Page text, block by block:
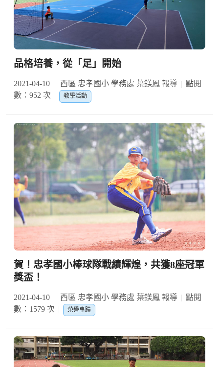
品格培養，從「足」開始
2021-04-10 西區 忠孝國小 學務處 葉鎂鳳 報導
點閱
數：952 次
教學活動
賀！忠孝國小棒球隊戰績輝煌，共獲8座冠軍
獎盃！
2021-04-10 西區 忠孝國小 學務處 葉鎂鳳 報導
點閱
數：1579 次
榮譽事蹟